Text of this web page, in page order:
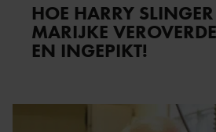
HOE HARRY
MARIJKE
EN INGEPIKT!